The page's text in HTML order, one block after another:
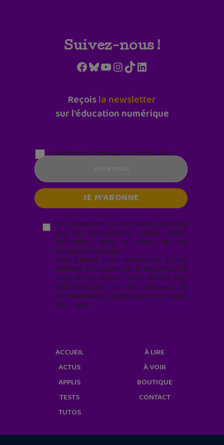
Suivez-nous !
Facebook
Bluesky
YouTube
Instagram
TikTokLinkedIn
Reçoisla newsletter
sur l'éducation numérique
Parentalité numérique (le lundi matin)
En soumettant ce formulaire, j’accepte
que les informations saisies soient
exploitées* dans le cadre de ma
demande de contact.
Vous pouvez vous désabonner à tout
moment en cliquant sur le lien en bas de
page de nos emails. Pour obtenir plus
d'informations sur nos pratiques de
confidentialité, rendez-vous sur notre
site web
ACCUEIL
ACTUS
APPLIS
TESTS
TUTOS
À LIRE
À VOIR
BOUTIQUE
CONTACT